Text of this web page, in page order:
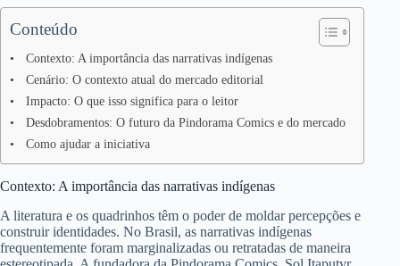
Conteúdo
Contexto: A importância das narrativas indígenas
Cenário: O contexto atual do mercado editorial
Impacto: O que isso significa para o leitor
Desdobramentos: O futuro da Pindorama Comics e do mercado
Como ajudar a iniciativa
Contexto: A importância das narrativas indígenas
A literatura e os quadrinhos têm o poder de moldar percepções e
construir identidades. No Brasil, as narrativas indígenas
frequentemente foram marginalizadas ou retratadas de maneira